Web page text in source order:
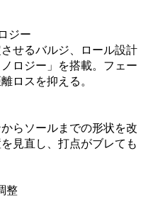
ジー
せるバルジ、ロール設計
ロジー」を搭載。フェー
ロスを抑える。
らソールまでの形状を改
見直し、打点がブレても
整